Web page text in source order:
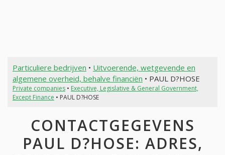
Particuliere bedrijven • Uitvoerende, wetgevende en
algemene overheid, behalve financiën • PAUL D?HOSE
Private companies• Executive, Legislative & General Government,
Except Finance • PAUL D?HOSE
CONTACTGEGEVENS
PAUL D?HOSE: ADRES,